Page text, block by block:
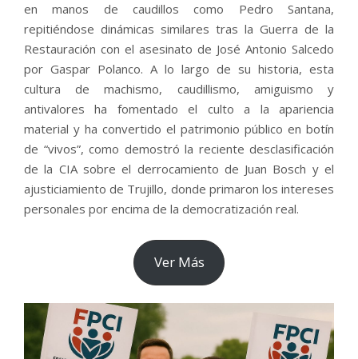
en manos de caudillos como Pedro Santana,
repitiéndose dinámicas similares tras la Guerra de la
Restauración con el asesinato de José Antonio Salcedo
por Gaspar Polanco. A lo largo de su historia, esta
cultura de machismo, caudillismo, amiguismo y
antivalores ha fomentado el culto a la apariencia
material y ha convertido el patrimonio público en botín
de “vivos”, como demostró la reciente desclasificación
de la CIA sobre el derrocamiento de Juan Bosch y el
ajusticiamiento de Trujillo, donde primaron los intereses
personales por encima de la democratización real.
Ver Más